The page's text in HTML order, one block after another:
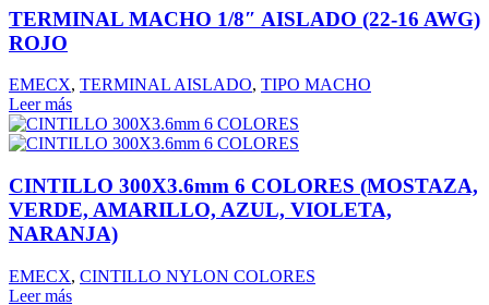
TERMINAL MACHO 1/8″ AISLADO (22-16 AWG)
ROJO
EMECX, TERMINAL AISLADO, TIPO MACHO
Leer más
CINTILLO 300X3.6mm 6 COLORES (MOSTAZA,
VERDE, AMARILLO, AZUL, VIOLETA,
NARANJA)
EMECX, CINTILLO NYLON COLORES
Leer más